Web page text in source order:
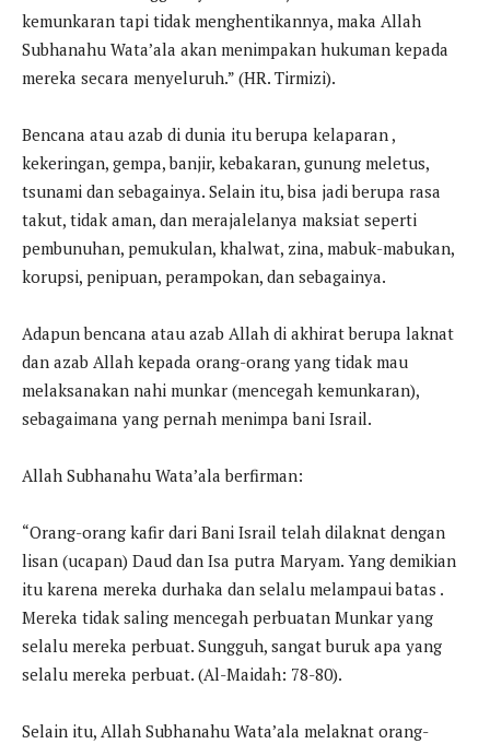
kemunkaran tapi tidak menghentikannya, maka Allah
Subhanahu Wata’ala akan menimpakan hukuman kepada
mereka secara menyeluruh.” (HR. Tirmizi).
Bencana atau azab di dunia itu berupa kelaparan ,
kekeringan, gempa, banjir, kebakaran, gunung meletus,
tsunami dan sebagainya. Selain itu, bisa jadi berupa rasa
takut, tidak aman, dan merajalelanya maksiat seperti
pembunuhan, pemukulan, khalwat, zina, mabuk-mabukan,
korupsi, penipuan, perampokan, dan sebagainya.
Adapun bencana atau azab Allah di akhirat berupa laknat
dan azab Allah kepada orang-orang yang tidak mau
melaksanakan nahi munkar (mencegah kemunkaran),
sebagaimana yang pernah menimpa bani Israil.
Allah Subhanahu Wata’ala berfirman:
“Orang-orang kafir dari Bani Israil telah dilaknat dengan
lisan (ucapan) Daud dan Isa putra Maryam. Yang demikian
itu karena mereka durhaka dan selalu melampaui batas .
Mereka tidak saling mencegah perbuatan Munkar yang
selalu mereka perbuat. Sungguh, sangat buruk apa yang
selalu mereka perbuat. (Al-Maidah: 78-80).
Selain itu, Allah Subhanahu Wata’ala melaknat orang-